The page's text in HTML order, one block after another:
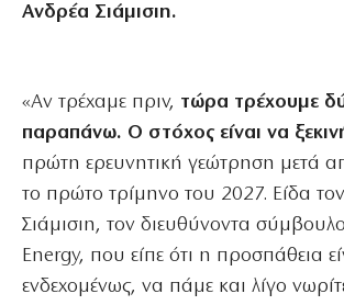
Ανδρέα Σιάμισιη.
«Αν τρέχαμε πριν, τώρα τρέχουμε
παραπάνω. Ο στόχος είναι να
πρώτη ερευνητική γεώτρηση μετά
το πρώτο τρίμηνο του 2027. Είδα
Σιάμισιη, τον διευθύνοντα
Energy, που είπε ότι η προσπάθεια
ενδεχομένως, να πάμε και λίγο